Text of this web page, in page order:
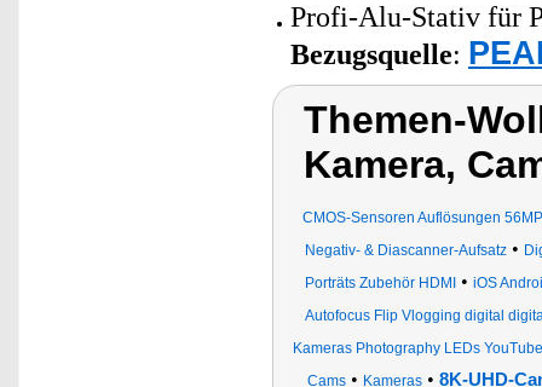
Profi-Alu-Stativ für
Bezugsquelle:
Themen-
Kamera,
CMOS-Sensoren Auflösungen
Negativ- & Diascanner-Aufsatz•
Porträts Zubehör HDMI
• iOS
Autofocus Flip Vlogging digital
Kameras Photography LEDs
Cams• Kameras• 8K-UHD-